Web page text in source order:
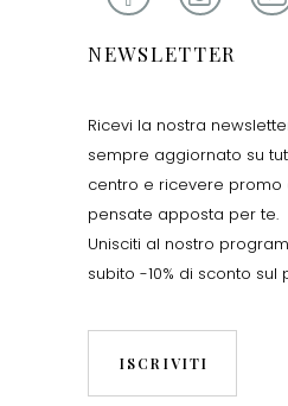
NEWSLETTER
Ricevi la nostra
sempre aggiornato su
centro e ricevere promo
pensate apposta per te.
Unisciti al nostro
subito -10% di sconto sul
ISCRIVITI